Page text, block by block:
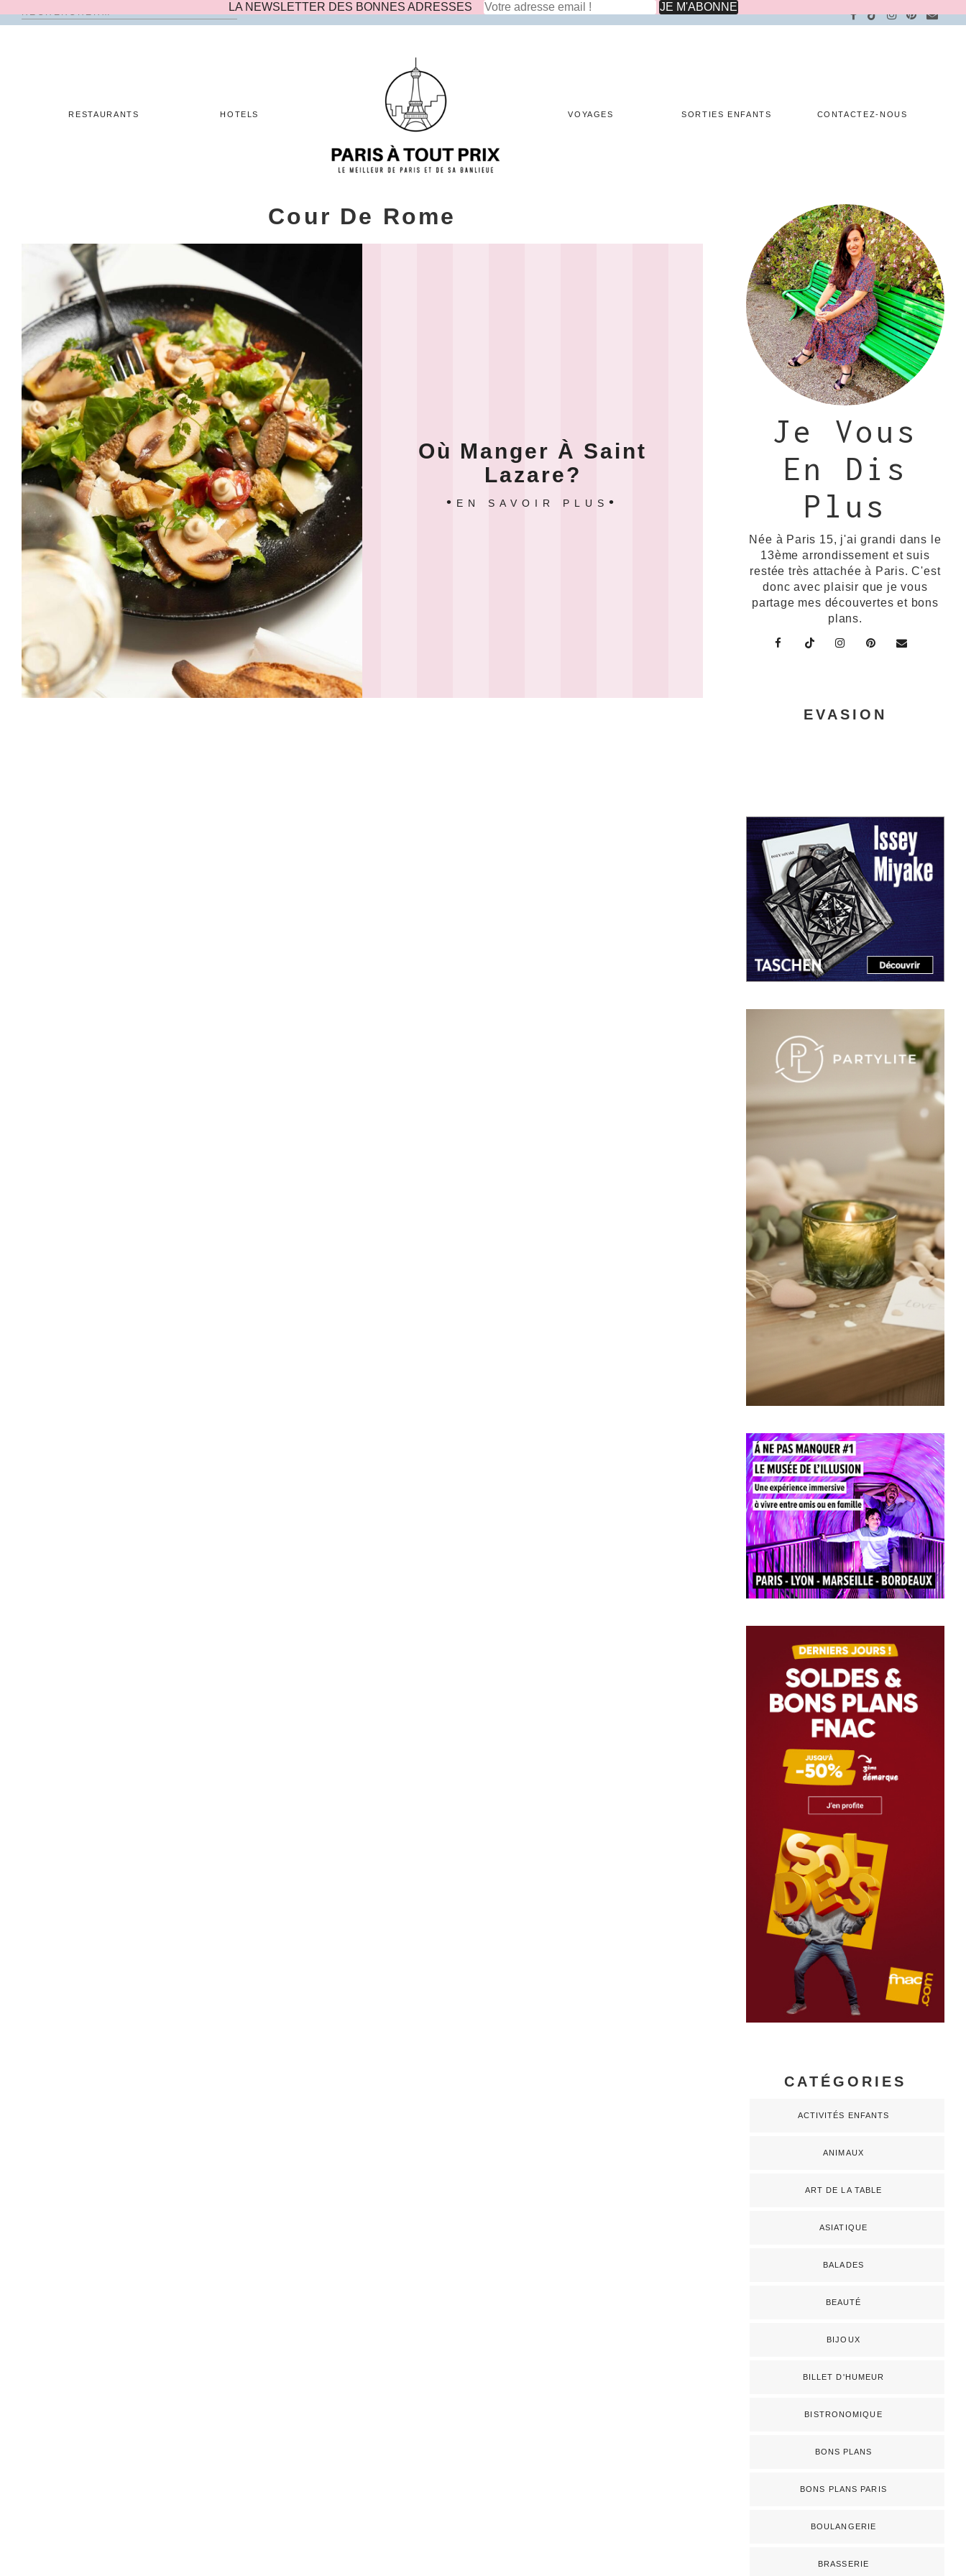
Rechercher :
RESTAURANTS HOTELS VOYAGES SORTIES ENFANTS CONTACTEZ-NOUS
Cour De Rome
Où Manger À Saint
Lazare?
EN SAVOIR PLUS
Je Vous
En Dis
Plus
Née à Paris 15, j'ai grandi dans le
13ème arrondissement et suis
restée très attachée à Paris. C'est
donc avec plaisir que je vous
partage mes découvertes et bons
plans.
EVASION
CATÉGORIES
ACTIVITÉS ENFANTS
ANIMAUX
ART DE LA TABLE
ASIATIQUE
BALADES
BEAUTÉ
BIJOUX
BILLET D'HUMEUR
BISTRONOMIQUE
BONS PLANS
BONS PLANS PARIS
BOULANGERIE
BRASSERIE
LA NEWSLETTER DES BONNES ADRESSES